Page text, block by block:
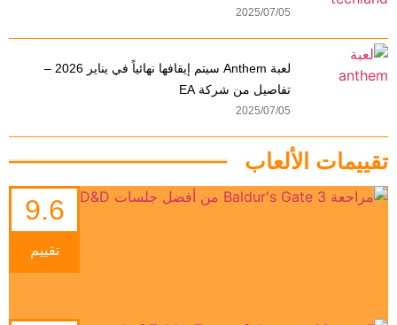
2025/07/05
لعبة Anthem سيتم إيقافها نهائياً في يناير 2026 –
تفاصيل من شركة EA
2025/07/05
تقييمات الألعاب
9.6
تقييم